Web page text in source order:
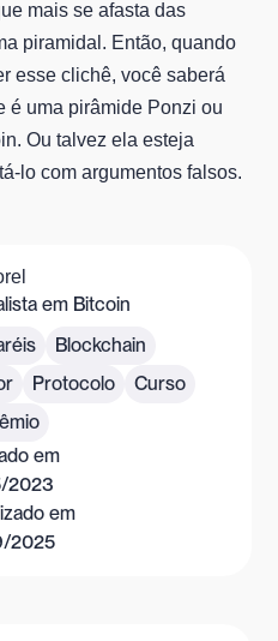
mais se afasta das
piramidal. Então, quando
esse clichê, você saberá
é uma pirâmide Ponzi ou
Ou talvez ela esteja
lo com argumentos falsos.
em Bitcoin
Blockchain
Protocolo
Curso
em
2023
em
2025